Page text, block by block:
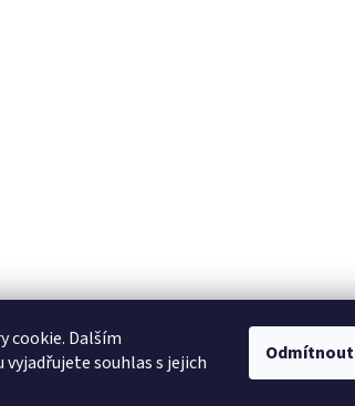
cookie. Dalším
souhlas s jejich
Odmítnout
Pricemania.cz - Porovnávání cen